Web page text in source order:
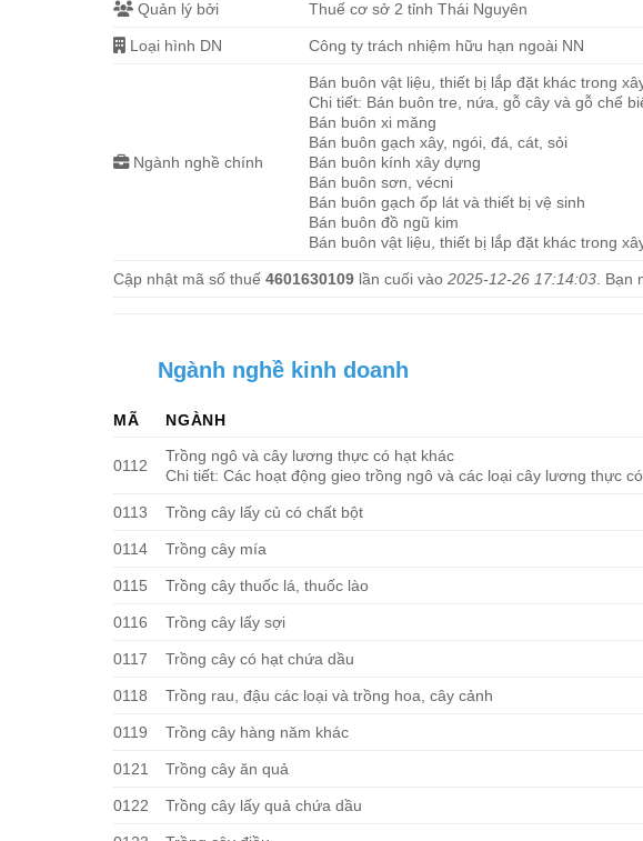
Quản lý bởi Thuế cơ sở 2 tỉnh Thái Nguyên
Loại hình DN Công ty trách nhiệm hữu hạn ngoài NN
Ngành nghề chính
Bán buôn vật liệu, thiết bị lắp đặt khác trong
Chi tiết: Bán buôn tre, nứa, gỗ cây và gỗ chế
Bán buôn xi măng
Bán buôn gạch xây, ngói, đá, cát, sỏi
Bán buôn kính xây dựng
Bán buôn sơn, vécni
Bán buôn gạch ốp lát và thiết bị vệ sinh
Bán buôn đồ ngũ kim
Bán buôn vật liệu, thiết bị lắp đặt khác trong
Cập nhật mã số thuế 4601630109 lần cuối vào 2025-12-26 17:14:03 .
Ngành nghề kinh doanh
MÃ NGÀNH
0112
Trồng ngô và cây lương thực có hạt khác
Chi tiết: Các hoạt động gieo trồng ngô và các loại cây lương thực
0113 Trồng cây lấy củ có chất bột
0114 Trồng cây mía
0115 Trồng cây thuốc lá, thuốc lào
0116 Trồng cây lấy sợi
0117 Trồng cây có hạt chứa dầu
0118 Trồng rau, đậu các loại và trồng hoa, cây cảnh
0119 Trồng cây hàng năm khác
0121 Trồng cây ăn quả
0122 Trồng cây lấy quả chứa dầu